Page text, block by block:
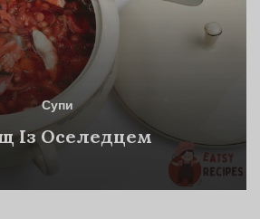
Супи
Із Оселедцем